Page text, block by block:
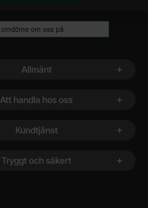
Allmänt
Att handla hos oss
Kundtjänst
Tryggt och säkert